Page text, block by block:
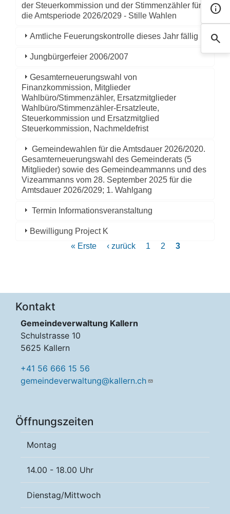
info
search
der Steuerkommission und der Stimmenzähler für
die Amtsperiode 2026/2029 - Stille Wahlen
Amtliche Feuerungskontrolle dieses Jahr fällig
Jungbürgerfeier 2006/2007
Gesamterneuerungswahl von
Finanzkommission, Mitglieder
Wahlbüro/Stimmenzähler, Ersatzmitglieder
Wahlbüro/Stimmenzähler-Ersatzleute,
Steuerkommission und Ersatzmitglied
Steuerkommission, Nachmeldefrist
Gemeindewahlen für die Amtsdauer 2026/2020.
Gesamterneuerungswahl des Gemeinderats (5
Mitglieder) sowie des Gemeindeammanns und des
Vizeammanns vom 28. September 2025 für die
Amtsdauer 2026/2029; 1. Wahlgang
Termin Informationsveranstaltung
Bewilligung Project K
Seitennummerierung
Erste
« Erste
Vorherige
‹ zurück Page
1 Page
2
Aktuelle
3
Kontakt
Gemeindeverwaltung Kallern
Schulstrasse 10
5625 Kallern
+41 56 666 15 56
gemeindeverwaltung@kallern.ch
Öffnungszeiten
Montag
14.00 - 18.00 Uhr
Dienstag/Mittwoch